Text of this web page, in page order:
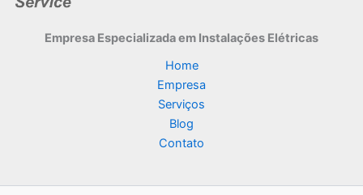
Empresa Especializadaem Instalações Elétricas
Home
Empresa
Serviços
Blog
Contato